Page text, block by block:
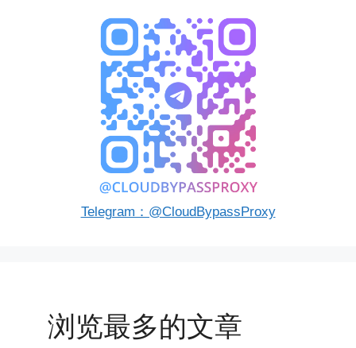
Telegram：@CloudBypassProxy
浏览最多的文章